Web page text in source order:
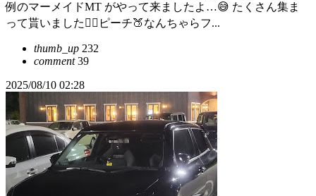
例のマーメイドMT がやって来ましたよ…😅 たくさん集ま
って貰いました🙇‍♂️ピーチ🍑なんちゃらフ...
thumb_up 232
comment39
2025/08/10 02:28